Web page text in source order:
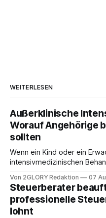
WEITERLESEN
Außerklinische
Worauf Angehörige
sollten
Wenn ein Kind oder ein
intensivmedizinischen
angewiesen ist, stellt sich
Frage: Muss die Versorgung
oder ist ein Leben zu Hause
Intensivpflege bietet genau
Von 2GLORY Redaktion 07
Steuerberater
professionelle
lohnt